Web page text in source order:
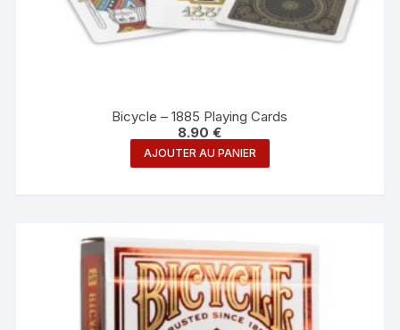
Bicycle – 1885 Playing Cards
8.90€
AJOUTER AU PANIER